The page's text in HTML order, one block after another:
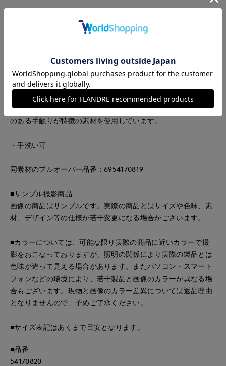
すっきりとした深Vネックのシャープなプルオーバー。総針仕
立てによる程よい肉感で、透けにくく、上品な光沢としなやか
な着心地。合わせるインナーで印象が変わり、ボトムともすっ
きりと着こなせる華やかな一着です。
■素材
ストレッチ糸を一緒に編み込むことで、適度な肉感と張り感を
持たせています。ストレッチ性に優れ、きれいな目面と清涼感
のある手触りが特徴の素材を使用しています。
・手洗い可
同素材のプルオーバー品番：6954170819
■サンプル撮影商品
画像の商品はサンプルです。実際の商品とはサイズや色味、素
材、デザイン等の仕様が若干変更になる場合がございます。
■カラーについては、可能な限り実際の商品に近いカラーで撮
影をおこなっておりますが、照明の関係により実際の製品とは
色味が違って見える場合があります。またパソコン・スマート
フォンなどの環境により、若干製品と画像のカラーが異なる場
合もございます。現物と画像のカラー差異については返品理由
となりませんので、予めご了承ください。
■サイズ表記はあくまで目安となります。
■品番
54170820